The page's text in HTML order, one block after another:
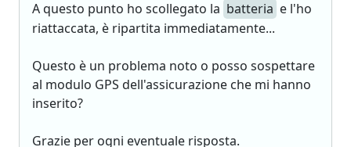
A questo punto ho scollegato la batteria e l'ho
riattaccata, è ripartita immediatamente...
Questo è un problema noto o posso sospettare
al modulo GPS dell'assicurazione che mi hanno
inserito?
Grazie per ogni eventuale risposta.